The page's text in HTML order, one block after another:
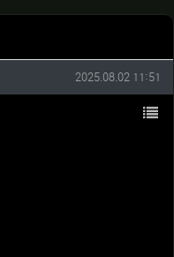
작성일
2025.08.02 11:51
목